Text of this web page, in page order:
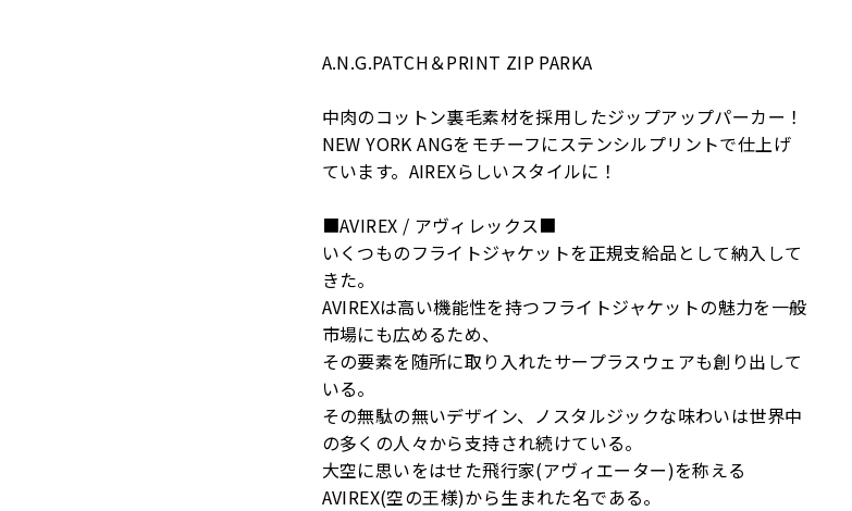
A.N.G.PATCH＆PRINT ZIP PARKA
中肉のコットン裏毛素材を採用したジップアップパーカー！
NEW YORK ANGをモチーフにステンシルプリントで仕上げ
ています。AIREXらしいスタイルに！
■AVIREX / アヴィレックス■
いくつものフライトジャケットを正規支給品として納入して
きた。
AVIREXは高い機能性を持つフライトジャケットの魅力を一般
市場にも広めるため、
その要素を随所に取り入れたサープラスウェアも創り出して
いる。
その無駄の無いデザイン、ノスタルジックな味わいは世界中
の多くの人々から支持され続けている。
大空に思いをはせた飛行家(アヴィエーター)を称える
AVIREX(空の王様)から生まれた名である。